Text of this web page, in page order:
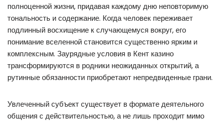
полноценной жизни, придавая каждому дню неповторимую
тональность и содержание. Когда человек переживает
подлинный восхищение к случающемуся вокруг, его
понимание вселенной становится существенно ярким и
комплексным. Заурядные условия в Кент казино
трансформируются в родники неожиданных открытий, а
рутинные обязанности приобретают непредвиденные грани.
Увлеченный субъект существует в формате деятельного
общения с действительностью, а не лишь проходит мимо